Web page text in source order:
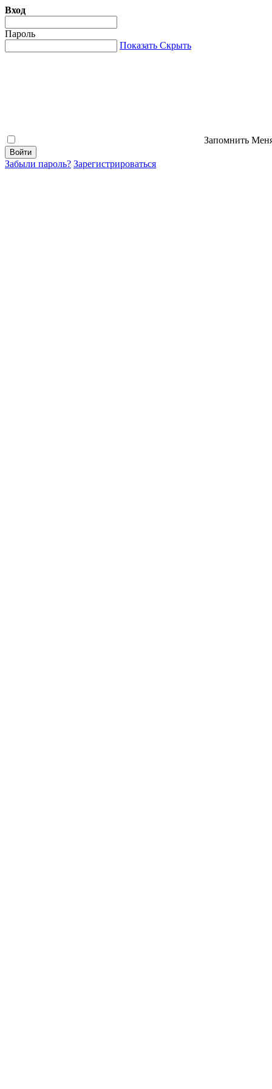
Вход
Пароль
Показать Скрыть
Запомнить
Забыли пароль? Зарегистрироваться